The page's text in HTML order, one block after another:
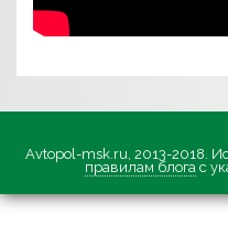
Avtopol-msk.ru, 2013-2018.
правилам блога с